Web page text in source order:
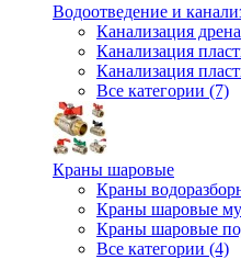
Водоотведение и
Канализация
Канализация
Канализация
Все категории (7)
Краны шаровые
Краны
Краны шаровые
Краны шаровые
Все категории (4)